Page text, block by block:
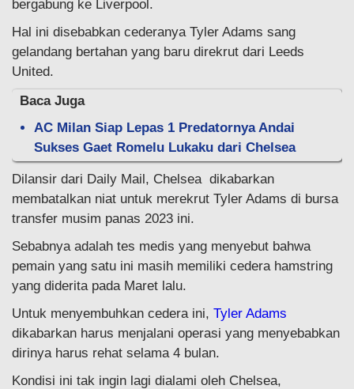
bergabung ke Liverpool.
Hal ini disebabkan cederanya Tyler Adams sang
gelandang bertahan yang baru direkrut dari Leeds
United.
Baca Juga
AC Milan Siap Lepas 1 Predatornya Andai
Sukses Gaet Romelu Lukaku dari Chelsea
Dilansir dari Daily Mail, Chelsea dikabarkan
membatalkan niat untuk merekrut Tyler Adams di bursa
transfer musim panas 2023 ini.
Sebabnya adalah tes medis yang menyebut bahwa
pemain yang satu ini masih memiliki cedera hamstring
yang diderita pada Maret lalu.
Untuk menyembuhkan cedera ini, Tyler Adams
dikabarkan harus menjalani operasi yang menyebabkan
dirinya harus rehat selama 4 bulan.
Kondisi ini tak ingin lagi dialami oleh Chelsea,